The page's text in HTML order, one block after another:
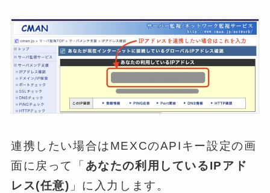
連携したい場合はMEXCのAPIキー設定の画
面に戻って「 あなたの利用しているIPアド
レス(任意) 」に入力します。